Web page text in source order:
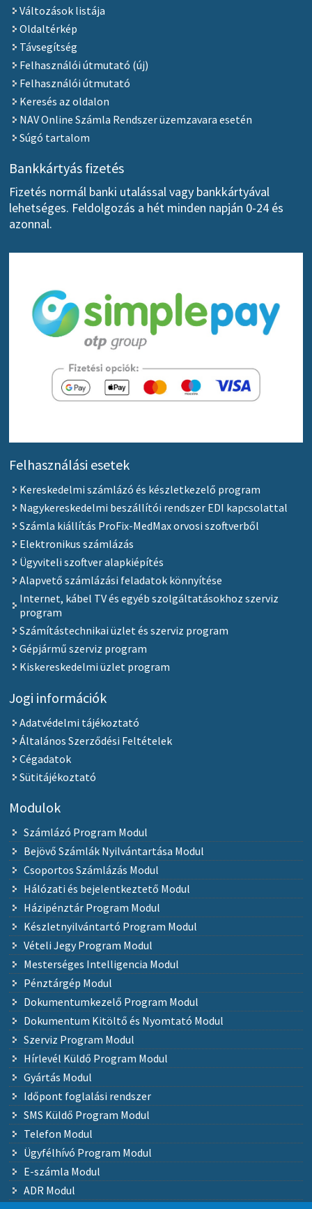
Változások listája
Oldaltérkép
Távsegítség
Felhasználói útmutató (új)
Felhasználói útmutató
Keresés az oldalon
NAV Online Számla Rendszer üzemzavara esetén
Súgó tartalom
Bankkártyás fizetés
Fizetés normál banki utalással vagy bankkártyával
lehetséges. Feldolgozás a hét minden napján 0-24 és
azonnal.
Felhasználási esetek
Kereskedelmi számlázó és készletkezelő program
Nagykereskedelmi beszállítói rendszer EDI kapcsolattal
Számla kiállítás ProFix-MedMax orvosi szoftverből
Elektronikus számlázás
Ügyviteli szoftver alapkiépítés
Alapvető számlázási feladatok könnyítése
Internet, kábel TV és egyéb szolgáltatásokhoz szerviz
program
Számítástechnikai üzlet és szerviz program
Gépjármű szerviz program
Kiskereskedelmi üzlet program
Jogi információk
Adatvédelmi tájékoztató
Általános Szerződési Feltételek
Cégadatok
Sütitájékoztató
Modulok
Számlázó Program Modul
Bejövő Számlák Nyilvántartása Modul
Csoportos Számlázás Modul
Hálózati és bejelentkeztető Modul
Házipénztár Program Modul
Készletnyilvántartó Program Modul
Vételi Jegy Program Modul
Mesterséges Intelligencia Modul
Pénztárgép Modul
Dokumentumkezelő Program Modul
Dokumentum Kitöltő és Nyomtató Modul
Szerviz Program Modul
Hírlevél Küldő Program Modul
Gyártás Modul
Időpont foglalási rendszer
SMS Küldő Program Modul
Telefon Modul
Ügyfélhívó Program Modul
E-számla Modul
ADR Modul